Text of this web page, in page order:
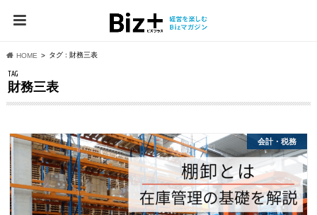
HOME タグ : 財務三表
TAG
財務三表
会計・税務